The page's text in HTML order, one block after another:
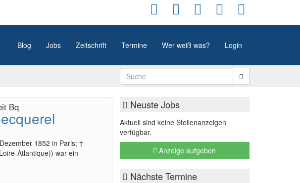
Blog Jobs Zeitschrift Termine Wer weiß was? Login
Bq
1852 in Paris; †
Atlantique)) war ein
Neuste Jobs
Aktuell sind keine Stellenanzeigen
verfügbar.
Anzeige aufgeben
Nächste Termine